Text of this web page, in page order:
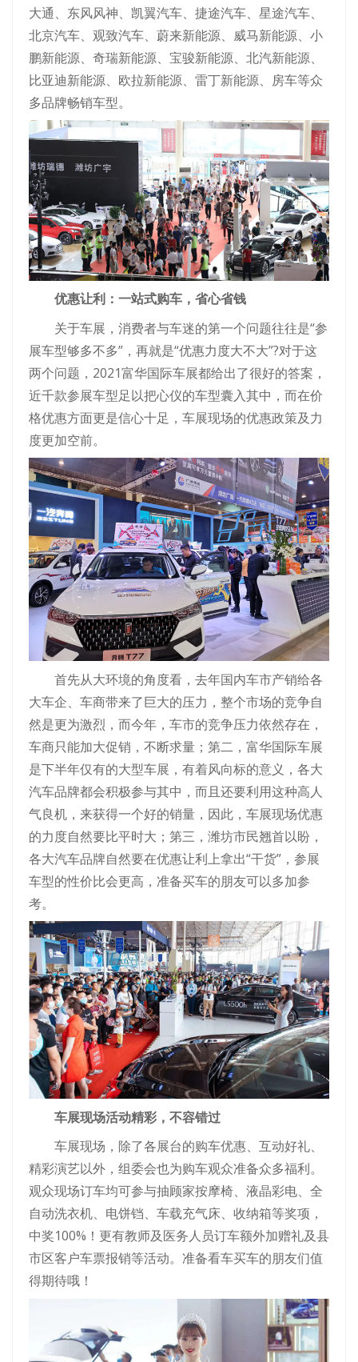
大通、东风风神、凯翼汽车、捷途汽车、星途汽车、
北京汽车、观致汽车、蔚来新能源、威马新能源、小
鹏新能源、奇瑞新能源、宝骏新能源、北汽新能源、
比亚迪新能源、欧拉新能源、雷丁新能源、房车等众
多品牌畅销车型。
优惠让利：一站式购车，省心省钱
关于车展，消费者与车迷的第一个问题往往是“参
展车型够多不多”，再就是“优惠力度大不大”?对于这
两个问题，2021富华国际车展都给出了很好的答案，
近千款参展车型足以把心仪的车型囊入其中，而在价
格优惠方面更是信心十足，车展现场的优惠政策及力
度更加空前。
首先从大环境的角度看，去年国内车市产销给各
大车企、车商带来了巨大的压力，整个市场的竞争自
然是更为激烈，而今年，车市的竞争压力依然存在，
车商只能加大促销，不断求量；第二，富华国际车展
是下半年仅有的大型车展，有着风向标的意义，各大
汽车品牌都会积极参与其中，而且还要利用这种高人
气良机，来获得一个好的销量，因此，车展现场优惠
的力度自然要比平时大；第三，潍坊市民翘首以盼，
各大汽车品牌自然要在优惠让利上拿出“干货”，参展
车型的性价比会更高，准备买车的朋友可以多加参
考。
车展现场活动精彩，不容错过
车展现场，除了各展台的购车优惠、互动好礼、
精彩演艺以外，组委会也为购车观众准备众多福利。
观众现场订车均可参与抽顾家按摩椅、液晶彩电、全
自动洗衣机、电饼铛、车载充气床、收纳箱等奖项，
中奖100%！更有教师及医务人员订车额外加赠礼及县
市区客户车票报销等活动。准备看车买车的朋友们值
得期待哦！